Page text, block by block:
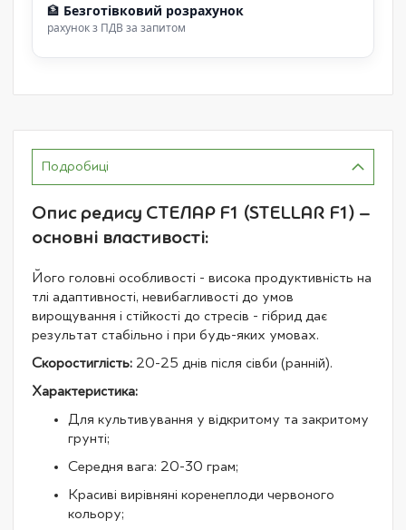
🏦 Безготівковий розрахунок
рахунок з ПДВ за запитом
Подробиці
Опис редису СТЕЛАР F1 (STELLAR F1) –
основні властивості:
Його головні особливості - висока продуктивність на
тлі адаптивності, невибагливості до умов
вирощування і стійкості до стресів - гібрид дає
результат стабільно і при будь-яких умовах.
Скоростиглість: 20-25 днів після сівби (ранній).
Характеристика:
Для культивування у відкритому та закритому
грунті;
Середня вага: 20-30 грам;
Красиві вирівняні коренеплоди червоного
кольору;